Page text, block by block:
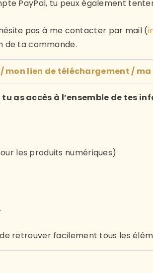
PayPal, tu peux également
pas à me contacter par mail (
de ta commande.
mon lien de téléchargement /
tu as accès à l’ensemble de tes
les produits numériques)
retrouver facilement tous les